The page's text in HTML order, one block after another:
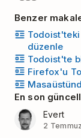
Benzer
düzenle
Todoist'te
Firefox'u
En son
Evert
2